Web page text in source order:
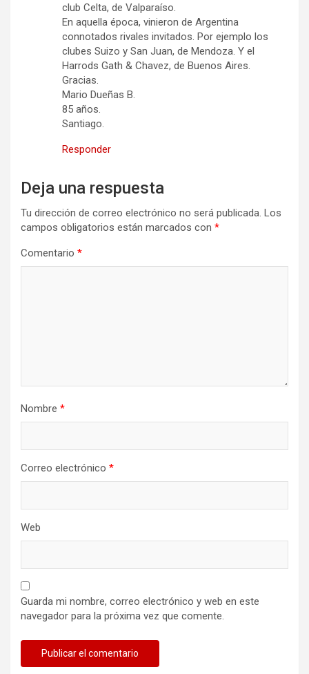
club Celta, de Valparaíso.
En aquella época, vinieron de Argentina
connotados rivales invitados. Por ejemplo los
clubes Suizo y San Juan, de Mendoza. Y el
Harrods Gath & Chavez, de Buenos Aires.
Gracias.
Mario Dueñas B.
85 años.
Santiago.
Responder
Deja una respuesta
Tu dirección de correo electrónico no será publicada. Los
campos obligatorios están marcados con *
Comentario *
Nombre *
Correo electrónico *
Web
Guarda mi nombre, correo electrónico y web en este
navegador para la próxima vez que comente.